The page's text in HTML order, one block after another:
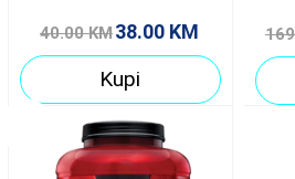
40.00KM38.00 KM
Kupi